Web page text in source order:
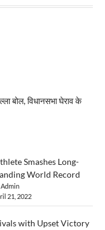
बोल, विधानसभा घेराव के
Smashes Long-
World Record
Admin
21, 2022
with Upset Victory